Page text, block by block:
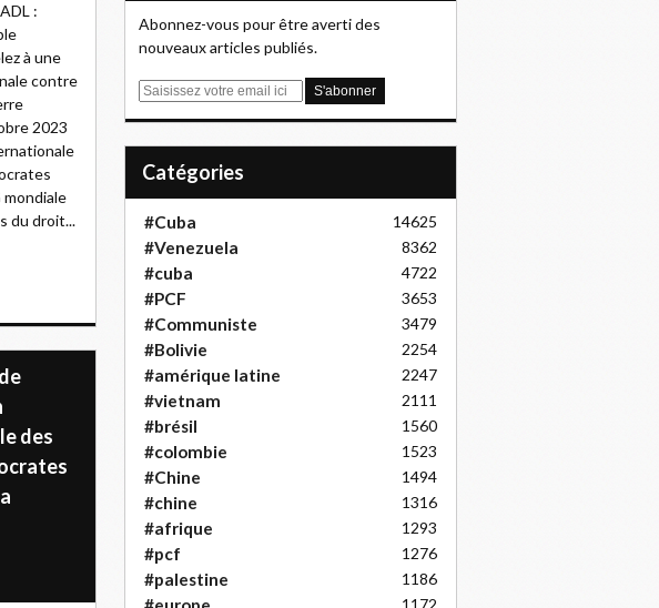
:
à une
contre
2023
mondiale
du droit...
des
Abonnez-vous pour être averti des
nouveaux articles publiés.
E
Catégories
#Cuba 14625
#Venezuela 8362
#cuba 4722
#PCF 3653
#Communiste 3479
#Bolivie 2254
#amérique latine 2247
#vietnam 2111
#brésil 1560
#colombie 1523
#Chine 1494
#chine 1316
#afrique 1293
#pcf 1276
#palestine 1186
1172